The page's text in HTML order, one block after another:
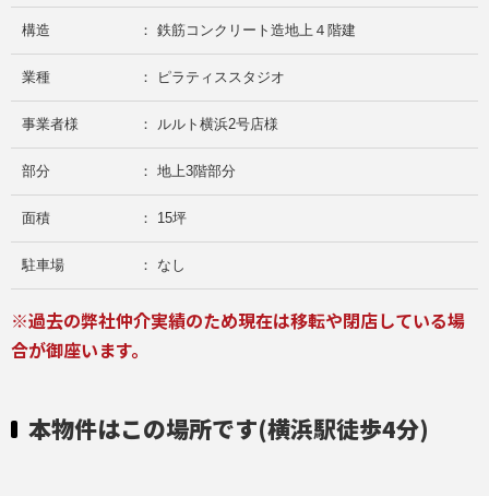
構造 ： 鉄筋コンクリート造地上４階建
業種 ： ピラティススタジオ
事業者様 ： ルルト横浜2号店様
部分 ： 地上3階部分
面積 ： 15坪
駐車場 ： なし
※過去の弊社仲介実績のため現在は移転や閉店している場
合が御座います。
本物件はこの場所です(横浜駅徒歩4分)